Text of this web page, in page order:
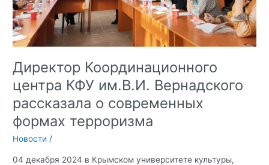
гарант
сохранения
духовно-
нравственных
ценностей»
Директор Координационного
центра КФУ им.В.И. Вернадского
рассказала о современных
формах терроризма
Новости /
04 декабря 2024 в Крымском университете культуры,